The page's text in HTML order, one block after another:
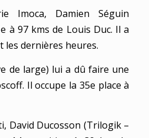
Imoca, Damien Séguin
à 97 kms de Louis Duc. Il a
les dernières heures.
de large) lui a dû faire une
Il occupe la 35e place à
David Ducosson (Trilogik –